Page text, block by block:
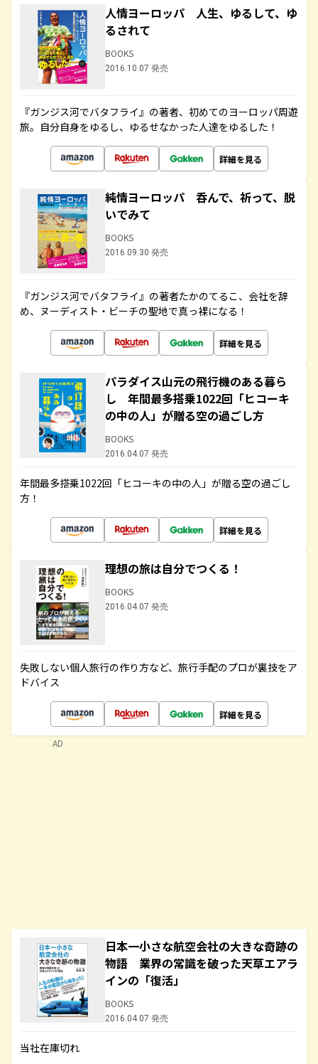
人情ヨーロッパ 人生、ゆるして、ゆ
るされて
BOOKS
2016.10.07 発売
『ガンジス河でバタフライ』の著者、初めてのヨーロッパ周遊
旅。自分自身をゆるし、ゆるせなかった人達をゆるした！
詳細を見る
純情ヨーロッパ 呑んで、祈って、脱
いでみて
BOOKS
2016.09.30 発売
『ガンジス河でバタフライ』の著者たかのてるこ、会社を辞
め、ヌーディスト・ビーチの聖地で真っ裸になる！
詳細を見る
パラダイス山元の飛行機のある暮ら
し 年間最多搭乗1022回「ヒコーキ
の中の人」が贈る空の過ごし方
BOOKS
2016.04.07 発売
年間最多搭乗1022回「ヒコーキの中の人」が贈る空の過ごし
方！
詳細を見る
理想の旅は自分でつくる！
BOOKS
2016.04.07 発売
失敗しない個人旅行の作り方など、旅行手配のプロが裏技をア
ドバイス
詳細を見る
日本一小さな航空会社の大きな奇跡の
物語 業界の常識を破った天草エアラ
インの「復活」
BOOKS
2016.04.07 発売
当社在庫切れ
AD